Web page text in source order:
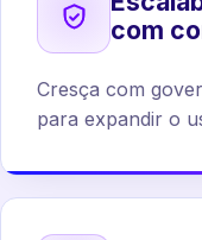
com
Cresça com
para expandir o